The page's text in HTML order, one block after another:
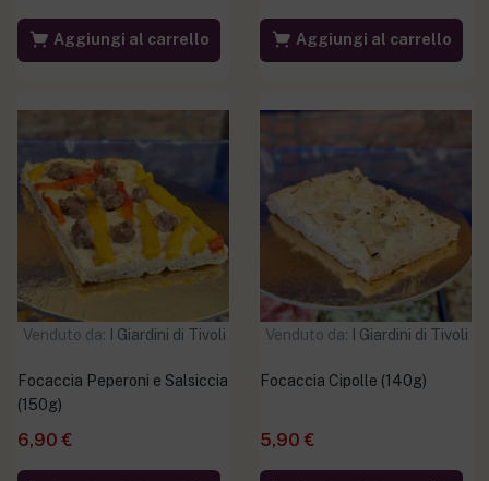
Aggiungi al carrello Aggiungi al carrello
Venduto da: I Giardini di Tivoli
Focaccia Peperoni e Salsiccia
(150g)
6,90 €
Venduto da: I Giardini di Tivoli
Focaccia Cipolle (140g)
5,90 €